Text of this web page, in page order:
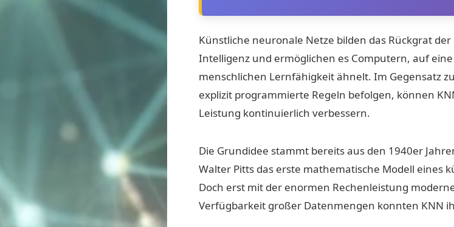
Künstliche neuronale Netze bilden das Rückgrat
Intelligenz und ermöglichen es Computern, auf
menschlichen Lernfähigkeit ähnelt. Im Gegensatz
explizit programmierte Regeln befolgen, können
Leistung kontinuierlich verbessern.
Die Grundidee stammt bereits aus den 1940er
Walter Pitts das erste mathematische Modell eines
Doch erst mit der enormen Rechenleistung
Verfügbarkeit großer Datenmengen konnten KNN